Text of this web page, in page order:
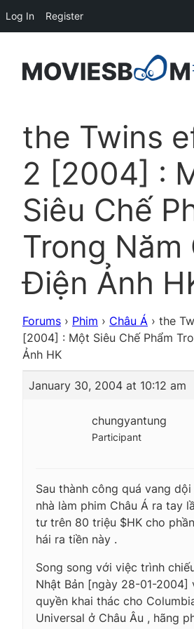
the Twins
2 [2004] :
Siêu Chế
Trong Năm
Điện Ảnh
Forums › Phim › Châu Á › the
[2004] : Một Siêu Chế Phẩm
Ảnh HK
January 30, 2004 at 10:12 am
chungyantung
Participant
Sau thành công quá vang dội
nhà làm phim Châu Á ra tay
tư trên 80 triệu $HK cho
hái ra tiền này .
Song song với việc trình
Nhật Bản [ngày 28-01-2004]
quyền khai thác cho
Universal ở Châu Âu , hãng
Log In Register